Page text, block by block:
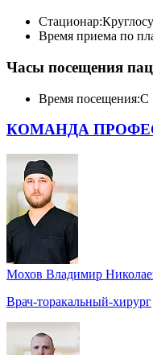
Стационар:
Время приема по
Часы посещения
Время посещения:С
КОМАНДА
Мохов Владимир
Врач-торакальный-хирург